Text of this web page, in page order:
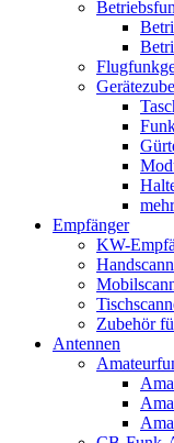
Empfänger
KW-
Zubehör
Antennen